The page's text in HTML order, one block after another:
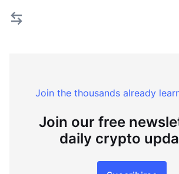
Join the thousands already
Join our free
daily crypto